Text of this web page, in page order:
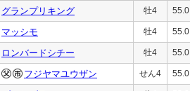
グランプリキング 牡4 55.0
マッシモ 牡4 55.0
ロンバードシチー 牡4 55.0
フジヤマユウザン せん4 55.0